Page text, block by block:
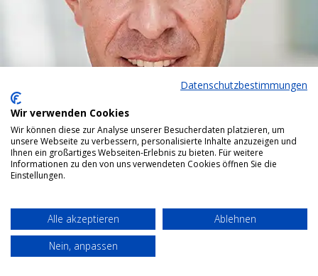
Bottom menu
Datenschutzbestimmungen
Wir verwenden Cookies
Wir können diese zur Analyse unserer Besucherdaten platzieren, um
unsere Webseite zu verbessern, personalisierte Inhalte anzuzeigen und
Ihnen ein großartiges Webseiten-Erlebnis zu bieten. Für weitere
Informationen zu den von uns verwendeten Cookies öffnen Sie die
Einstellungen.
Alle akzeptieren
Ablehnen
Nein, anpassen